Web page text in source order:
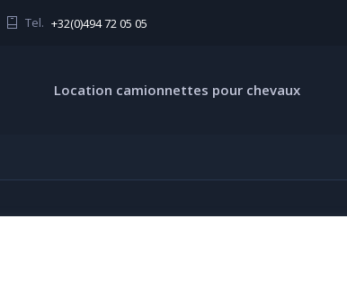
Tel. +32(0)494 72 05 05
Location camionnettes pour chevaux